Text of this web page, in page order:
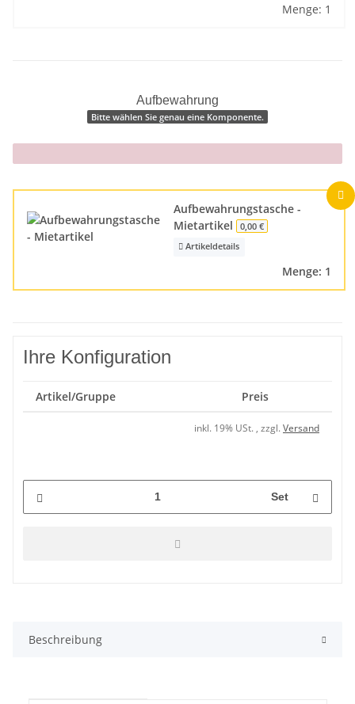
Menge: 1
Aufbewahrung
Bitte wählen Sie genau eine Komponente.
x
Aufbewahrungstasche -
Mietartikel
0,00 €
Artikeldetails
Menge: 1
Ihre Konfiguration
Artikel/Gruppe Preis
inkl. 19% USt. , zzgl.Versand
Set
Beschreibung